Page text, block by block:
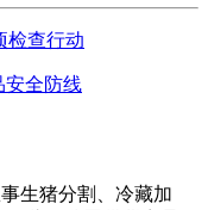
检查行动
安全防线
生猪分割、冷藏加